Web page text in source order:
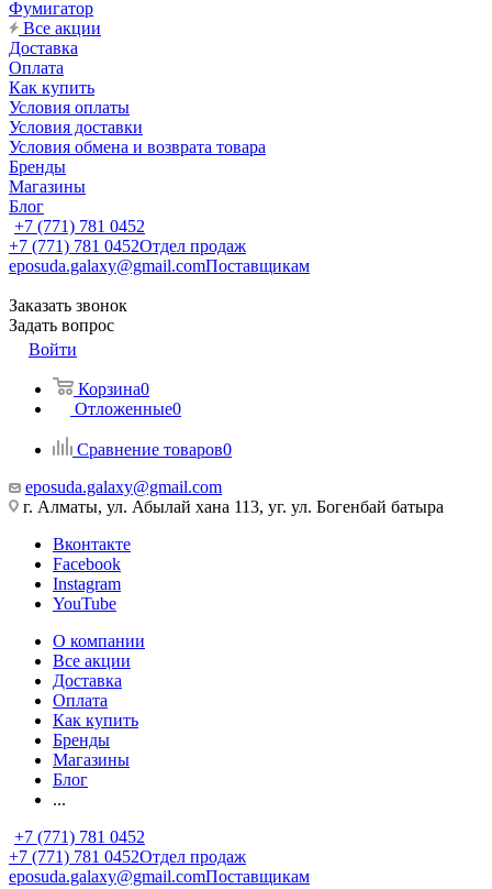
Фумигатор
Все акции
Доставка
Оплата
Как купить
Условия оплаты
Условия доставки
Условия обмена и возврата товара
Бренды
Магазины
Блог
+7 (771) 781 0452
+7 (771) 781 0452Отдел продаж
eposuda.galaxy@gmail.comПоставщикам
Заказать звонок
Задать вопрос
Войти
Корзина0
Отложенные0
Сравнение товаров0
eposuda.galaxy@gmail.com
г. Алматы, ул. Абылай хана 113, уг. ул. Богенбай батыра
Вконтакте
Facebook
Instagram
YouTube
О компании
Все акции
Доставка
Оплата
Как купить
Бренды
Магазины
Блог
...
+7 (771) 781 0452
+7 (771) 781 0452Отдел продаж
eposuda.galaxy@gmail.comПоставщикам